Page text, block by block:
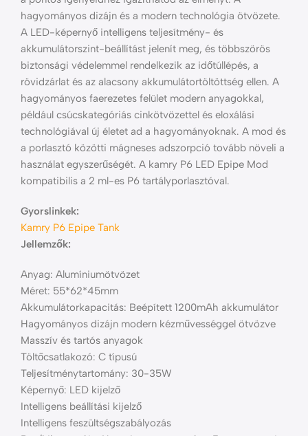
hagyományos dizájn és a modern technológia ötvözete.
A LED-képernyő intelligens teljesítmény- és
akkumulátorszint-beállítást jelenít meg, és többszörös
biztonsági védelemmel rendelkezik az időtúllépés, a
rövidzárlat és az alacsony akkumulátortöltöttség ellen. A
hagyományos faerezetes felület modern anyagokkal,
például csúcskategóriás cinkötvözettel és eloxálási
technológiával új életet ad a hagyományoknak. A mod és
a porlasztó közötti mágneses adszorpció tovább növeli a
használat egyszerűségét. A kamry P6 LED Epipe Mod
kompatibilis a 2 ml-es P6 tartályporlasztóval.
Gyorslinkek:
Kamry P6 Epipe Tank
Jellemzők:
Anyag: Alumíniumötvözet
Méret: 55*62*45mm
Akkumulátorkapacitás: Beépített 1200mAh akkumulátor
Hagyományos dizájn modern kézművességgel ötvözve
Masszív és tartós anyagok
Töltőcsatlakozó: C típusú
Teljesítménytartomány: 30-35W
Képernyő: LED kijelző
Intelligens beállítási kijelző
Intelligens feszültségszabályozás